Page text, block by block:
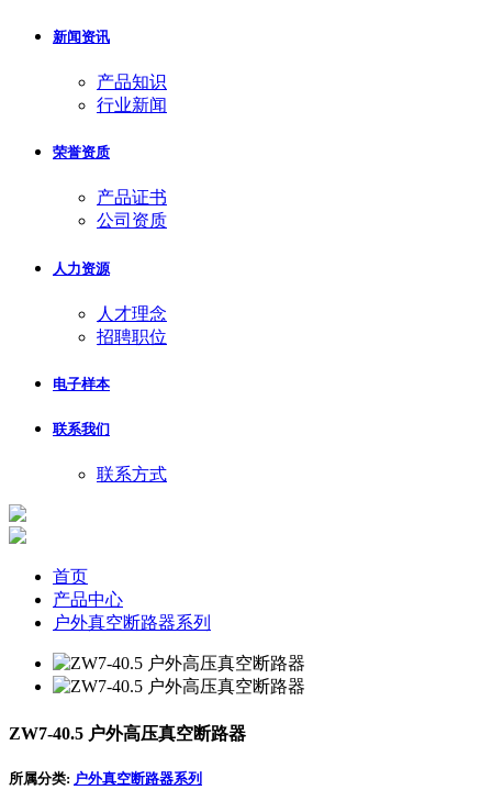
新闻资讯
产品知识
行业新闻
荣誉资质
产品证书
公司资质
人力资源
人才理念
招聘职位
电子样本
联系我们
联系方式
首页
产品中心
户外真空断路器系列
ZW7-40.5 户外高压真空断路器
所属分类: 户外真空断路器系列